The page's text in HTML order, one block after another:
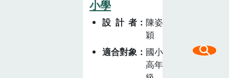
縣第一個油茶樹
產銷班。認識苦
值，並能與其他
油品做比較。食
在安心閱讀「環
小學
設計者
陳姿
穎
適合對象
國小
高年